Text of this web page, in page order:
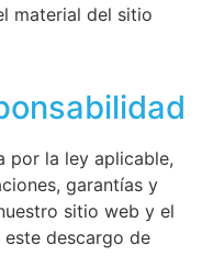
material del sitio
por la ley aplicable,
garantías y
sitio web y el
descargo de